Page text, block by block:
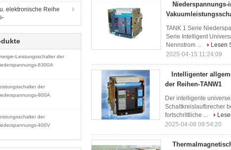
elektronische Reihe
Leistungsschalter der
6300A
der
800A
der
400V
TANK 1 Serie
Serie Intelligent
Nennstrom ...
Lesen
2025-04-15 11:24:09
Intelligenter
der Reihen-TANW1
Der intelligente
Schaltkreislaufbrecher
fortschrittliche ...
2025-04-08 09:54:20